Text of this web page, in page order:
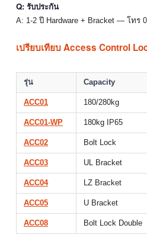
Q: รับประกัน
A: 1-2 ปี Hardware + Bracket — โทร
เปรียบเทียบ Access Control
รุ่น Capacity
ACC01 180/280kg
ACC01-WP 180kg IP65
ACC02 Bolt Lock
ACC03 UL Bracket
ACC04 LZ Bracket
ACC05 U Bracket
ACC08 Bolt Lock Double